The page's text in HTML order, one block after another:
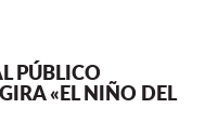
PÚBLICO
«EL NIÑO DEL